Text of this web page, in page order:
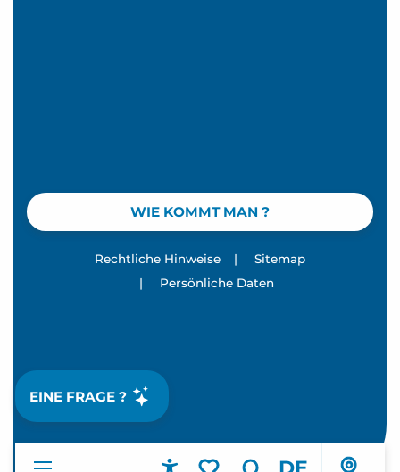
EINE FRAGE ?
WIE KOMMT MAN ?
Rechtliche Hinweise |
Sitemap
|
Persönliche Daten